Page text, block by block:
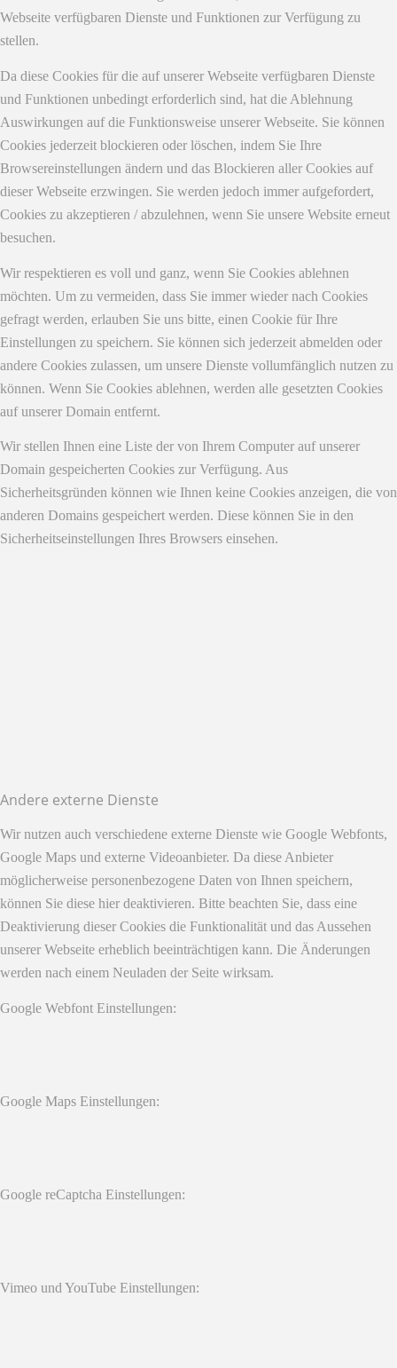
Webseite verfügbaren Dienste und Funktionen zur Verfügung zu
stellen.
Da diese Cookies für die auf unserer Webseite verfügbaren Dienste
und Funktionen unbedingt erforderlich sind, hat die Ablehnung
Auswirkungen auf die Funktionsweise unserer Webseite. Sie können
Cookies jederzeit blockieren oder löschen, indem Sie Ihre
Browsereinstellungen ändern und das Blockieren aller Cookies auf
dieser Webseite erzwingen. Sie werden jedoch immer aufgefordert,
Cookies zu akzeptieren / abzulehnen, wenn Sie unsere Website erneut
besuchen.
Wir respektieren es voll und ganz, wenn Sie Cookies ablehnen
möchten. Um zu vermeiden, dass Sie immer wieder nach Cookies
gefragt werden, erlauben Sie uns bitte, einen Cookie für Ihre
Einstellungen zu speichern. Sie können sich jederzeit abmelden oder
andere Cookies zulassen, um unsere Dienste vollumfänglich nutzen zu
können. Wenn Sie Cookies ablehnen, werden alle gesetzten Cookies
auf unserer Domain entfernt.
Wir stellen Ihnen eine Liste der von Ihrem Computer auf unserer
Domain gespeicherten Cookies zur Verfügung. Aus
Sicherheitsgründen können wie Ihnen keine Cookies anzeigen, die von
anderen Domains gespeichert werden. Diese können Sie in den
Sicherheitseinstellungen Ihres Browsers einsehen.
Andere externe Dienste
Wir nutzen auch verschiedene externe Dienste wie Google Webfonts,
Google Maps und externe Videoanbieter. Da diese Anbieter
möglicherweise personenbezogene Daten von Ihnen speichern,
können Sie diese hier deaktivieren. Bitte beachten Sie, dass eine
Deaktivierung dieser Cookies die Funktionalität und das Aussehen
unserer Webseite erheblich beeinträchtigen kann. Die Änderungen
werden nach einem Neuladen der Seite wirksam.
Google Webfont Einstellungen:
Google Maps Einstellungen:
Google reCaptcha Einstellungen:
Vimeo und YouTube Einstellungen: